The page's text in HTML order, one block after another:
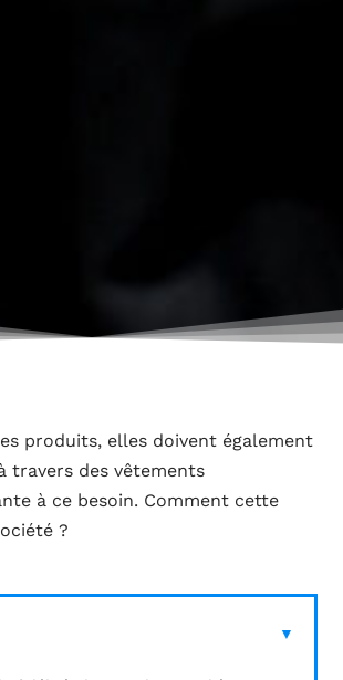
produits, elles doivent également
travers des vêtements
à ce besoin. Comment cette
?